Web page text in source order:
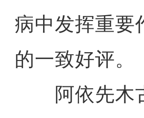
病中发挥重要
的一致好评。
阿依先木古